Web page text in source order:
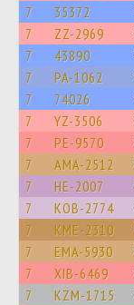
7 35372
7 ZZ-2969
7 43890
7 PA-1062
7 74026
7 YZ-3506
7 PE-9570
7 AMA-2512
7 HE-2007
7 KOB-2774
7 KME-2310
7 EMA-5930
7 XIB-6469
7 KZM-1715